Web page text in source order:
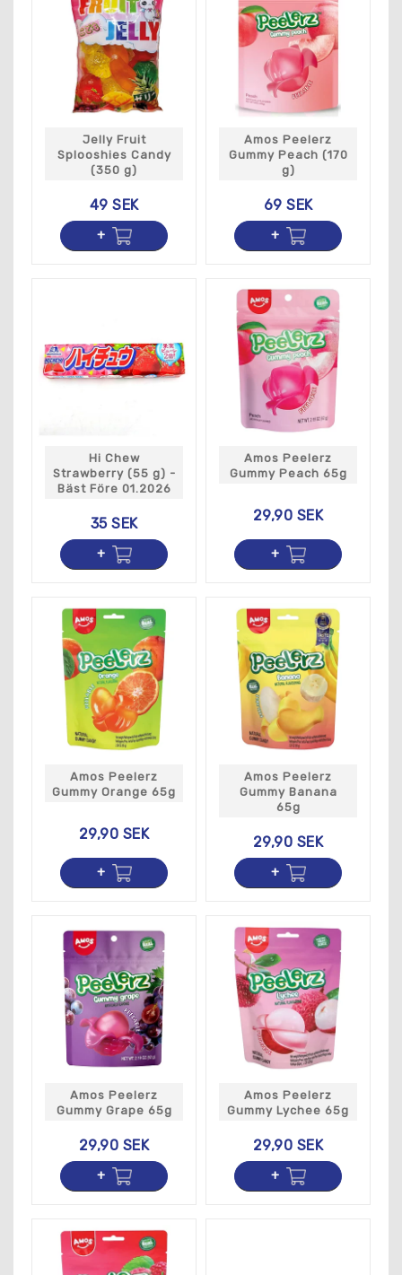
Jelly Fruit
Splooshies Candy
(350 g)
49 SEK
Amos Peelerz
Gummy Peach (170
g)
69 SEK
Hi Chew
Strawberry (55 g) -
Bäst Före 01.2026
35 SEK
Amos Peelerz
Gummy Peach 65g
29,90 SEK
Amos Peelerz
Gummy Orange 65g
29,90 SEK
Amos Peelerz
Gummy Banana
65g
29,90 SEK
Amos Peelerz
Gummy Grape 65g
29,90 SEK
Amos Peelerz
Gummy Lychee 65g
29,90 SEK